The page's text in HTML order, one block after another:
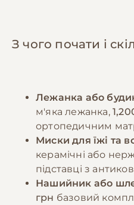
каменю. Кігті слід
вдома. Важливо
екстремальних
чутливі як до холоду,
🎁 −10% на
За промокодом E-
омега-6 жирні
здоров'я шкіри та
більш частого
Завжди повинен бути
Важливо уникати
продуктів, які
собак, таких як
та часник.
З чого почати і
Лежанка або
м'яка лежанка,
ортопедичним
Миски для їжі та
керамічні або
підставці з
Нашийник або
грн базовий